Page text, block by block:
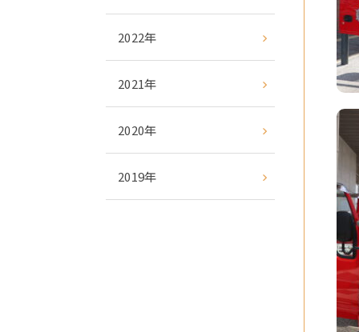
2022年
2021年
2020年
2019年